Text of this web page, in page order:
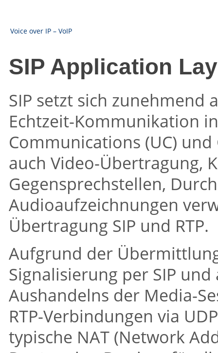
Voice over IP – VoIP
SIP Application
SIP setzt sich
Echtzeit-Kommunikation
Communications (UC)
auch Video-Übertragung,
Gegensprechstellen,
Audioaufzeichnungen
Übertragung SIP und RTP.
Aufgrund der
Signalisierung per SIP
Aushandelns der Media-
RTP-Verbindungen via
typische NAT (Network